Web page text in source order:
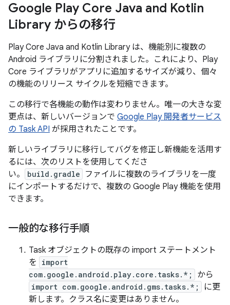
Google Play Core Java and Kotlin
Library からの移行
Play Core Java and Kotlin Library は、機能別に複数の
Android ライブラリに分割されました。これにより、Play
Core ライブラリがアプリに追加するサイズが減り、個々
の機能のリリース サイクルを短縮できます。
この移行で各機能の動作は変わりません。唯一の大きな変
更点は、新しいバージョンで Google Play 開発者サービス
の Task API が採用されたことです。
新しいライブラリに移行してバグを修正し新機能を活用す
るには、次のリストを使用してくださ
い。
build.gradle
ファイルに複数のライブラリを一度
にインポートするだけで、複数の Google Play 機能を使用
できます。
一般的な移行手順
Task オブジェクトの既存の import ステートメント
を
import
com.google.android.play.core.tasks.*;
から
import com.google.android.gms.tasks.*;
に更
新します。クラス名に変更はありません。